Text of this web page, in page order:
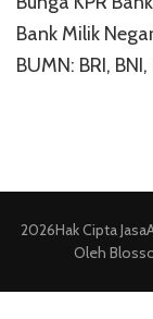
Bank Milik
BUMN: BRI,
2026Hak Cipta
Oleh